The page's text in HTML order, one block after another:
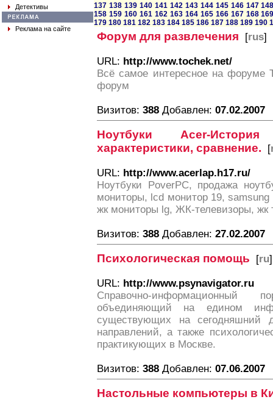
Детективы
Реклама на сайте
137 138 139 140 141 142 143 144 145 146 147
158 159 160 161 162 163 164 165 166 167 168
179 180 181 182 183 184 185 186 187 188 189 190
Форум для развлечения [rus]
URL: http://www.tochek.net/
Всё самое интересное на форуме
форум
Визитов: 388 Добавлен: 07.02.2007
Ноутбуки Acer-История
характеристики, сравнение. [
URL: http://www.acerlap.h17.ru/
Ноутбуки PoverPC, продажа
мониторы, lcd монитор 19,
жк мониторы lg, ЖК-телевизоры, жк
Визитов: 388 Добавлен: 27.02.2007
Психологическая помощь [ru]
URL: http://www.psynavigator.ru
Справочно-информационный
объединяющий на едином
существующих на сегодняшний
направлений, а также
практикующих в Москве.
Визитов: 388 Добавлен: 07.06.2007
Настольные компьютеры в